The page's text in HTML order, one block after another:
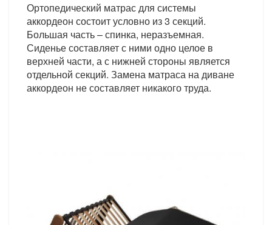
Ортопедический матрас для системы
аккордеон состоит условно из 3 секций.
Большая часть – спинка, неразъемная.
Сиденье составляет с ними одно целое в
верхней части, а с нижней стороны является
отдельной секций. Замена матраса на диване
аккордеон не составляет никакого труда.